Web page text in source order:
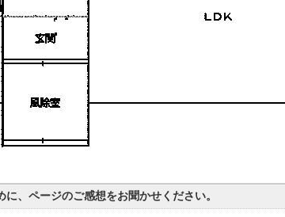
、ページのご感想をお聞かせください。